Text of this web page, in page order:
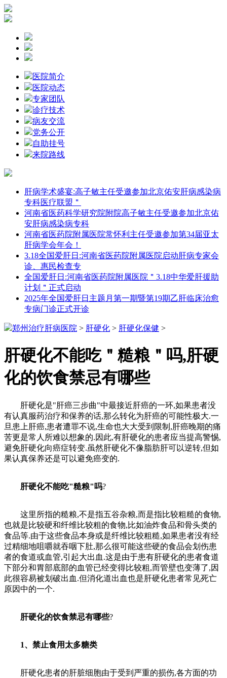
医院简介
医院动态
专家团队
诊疗技术
病友交流
党务公开
自助挂号
来院路线
肝病学术盛宴:高子敏主任受邀参加北京佑安肝病感染病
专科医疗联盟＂
河南省医药科学研究院附院高子敏主任受邀参加北京佑
安肝病感染病专科
河南省医药院附属医院常怀利主任受邀参加第34届亚太
肝病学会年会！
3.18全国爱肝日:河南省医药院附属医院启动肝病专家会
诊、惠民检查专
全国爱肝日:河南省医药院附属医院＂3.18中华爱肝援助
计划＂正式启动
2025年全国爱肝日主题月第一期暨第19期乙肝临床治愈
专病门诊正式开诊
郑州治疗肝病医院 > 肝硬化 > 肝硬化保健 >
肝硬化不能吃＂糙粮＂吗,肝硬
化的饮食禁忌有哪些
肝硬化是"肝癌三步曲"中最接近肝癌的一环,如果患者没
有认真服药治疗和保养的话,那么转化为肝癌的可能性极大.一
旦患上肝癌,患者遭罪不说,生命也大大受到限制,肝癌晚期的痛
苦更是常人所难以想象的.因此,有肝硬化的患者应当提高警惕,
避免肝硬化向癌症转变.虽然肝硬化不像脂肪肝可以逆转,但如
果认真保养还是可以避免癌变的.
肝硬化不能吃"糙粮"吗?
这里所指的糙粮,不是指五谷杂粮,而是指比较粗糙的食物,
也就是比较硬和纤维比较粗的食物,比如油炸食品和骨头类的
食品等.由于这些食品本身或是纤维比较粗糙,如果患者没有经
过精细地咀嚼就吞咽下肚,那么很可能这些硬的食品会划伤患
者的食道或血管,引起大出血.这是由于患有肝硬化的患者食道
下部分和胃部底部的血管已经变得比较粗,而管壁也变薄了,因
此很容易被划破出血.但消化道出血也是肝硬化患者常见死亡
原因中的一个.
肝硬化的饮食禁忌有哪些?
1、禁止食用太多糖类
肝硬化患者的肝脏细胞由于受到严重的损伤,各方面的功